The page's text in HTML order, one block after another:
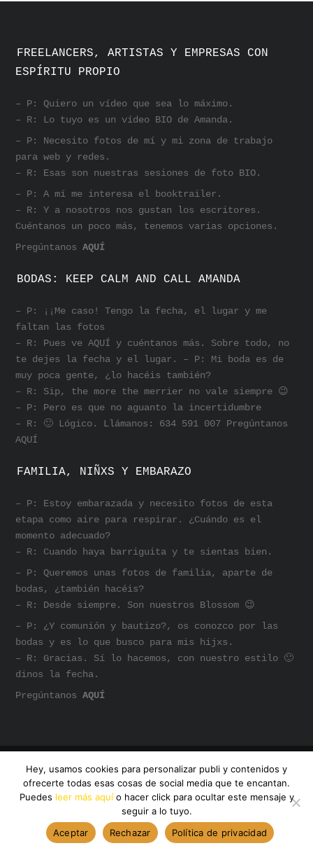
FREELANCERS, ARTISTAS Y EMPRESAS CON
ESPÍRITU PROPIO
– P: Quiero un vídeo que sea lo máximo.
– R: Lo tuyo es un vídeo BIO de Amanda.
– P: Necesito fotos de mí y mi zona de trabajo
para web y redes.
– R: Esas son nuestras sesiones de foto BIO.
– P: A mí me interesa el booktrailer.
– R: Y a nosotros nos gustan los escritores.
Cuéntanos un poco más, tenemos varias opciones.
PregúntanosAQUÍ
BODAS: KEEP CALM AND CALL AMANDA
– P: ¡¡Me caso! Tengo la fecha, el lugar y me
faltan las fotos
– R: Pues ve AQUÍ y cuéntanos más. Sobre todo, no
te dejes la fecha y el lugar. – P: Mi boda es de
muy poca gente, ¿lo hacéis también?
– R: Sip, the more the merrier no vale siempre 😉
– P: Pero es que no aguanto la incertidumbre
– R: 🙂 Lógico. Llámanos: 634 591 007 Pregúntanos
AQUÍ
FAMILIA, NIÑXS Y EMBARAZO
– P: Estoy embarazada y necesito fotos de esta
etapa como aire para respirar. ¿Cuándo es el
momento adecuado?
– R: Cuando haya barriguita y te sientas bien.
– P: Queremos unas fotos de familia, aparte de
bodas, ¿también hacéis?
– R: Desde siempre. Son nuestros Blossom 😉
– P: ¿Y comunión y bautizo?, os conozco por las
bodas y es lo que busco para mis hijxs.
– R: Gracias. Sí lo hacemos, con nuestro estilo 🙂
dinos la fecha.
PregúntanosAQUÍ
@AMANDA DREAMHUNTER
INSTAGRAM SOMOS AMANDA
Hey, usamos cookies para personalizar publi y contenidos y
ofrecerte todas esas cosas de social media que te encantan.
Puedes leer más aquío hacer click para ocultar este mensaje y
seguir a lo tuyo.
Aceptar
Rechazar Política de privacidad